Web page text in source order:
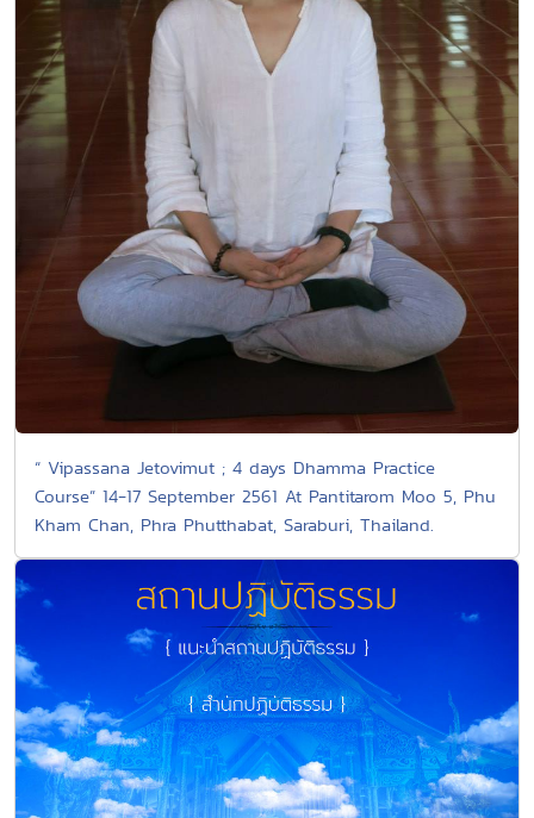
“ Vipassana Jetovimut ; 4 days Dhamma Practice
Course” 14-17 September 2561 At Pantitarom Moo 5, Phu
Kham Chan, Phra Phutthabat, Saraburi, Thailand.